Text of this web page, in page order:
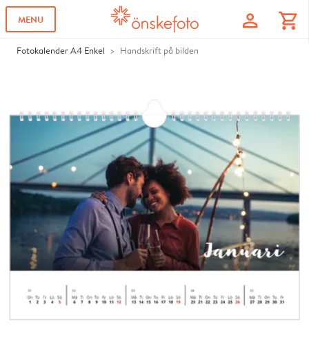
MENU profile shopping_cart
Fotokalender A4 Enkel Handskrift på bilden